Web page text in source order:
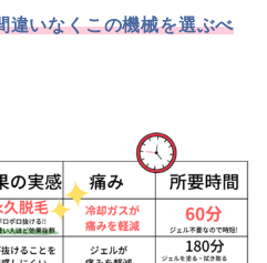
違いなくこの機械を選ぶべ